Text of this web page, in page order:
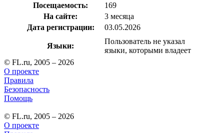
Посещаемость:
169
На сайте:
3 месяца
Дата регистрации:
03.05.2026
Языки:
Пользователь не указал
языки, которыми владеет
© FL.ru, 2005 – 2026
О проекте
Правила
Безопасность
Помощь
© FL.ru, 2005 – 2026
О проекте